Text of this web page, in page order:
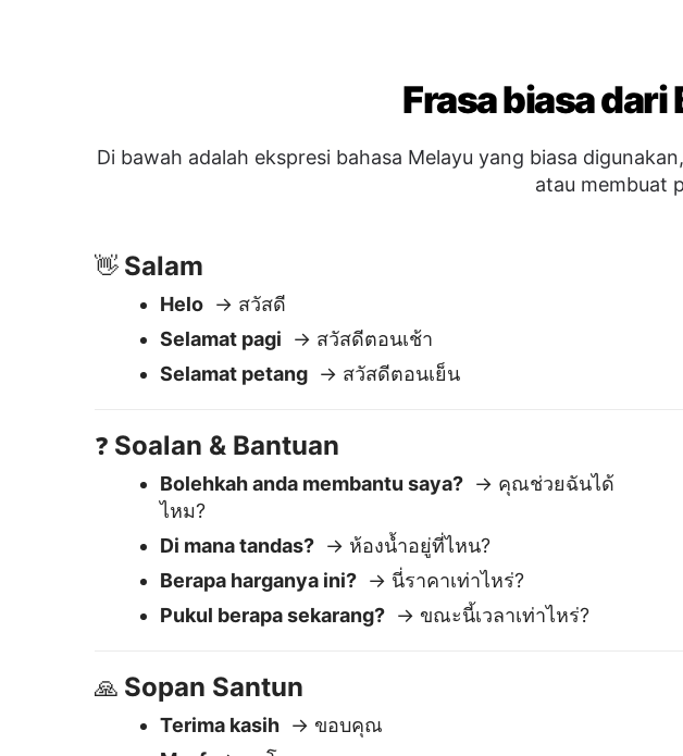
Soalan & Bantuan
→ คุณช่วยฉันได้
Berapa harganya ini?
Pukul berapa sekarang?
Sopan Santun
Maaf → ขอโทษ
Sila→ โปรด
Mengapa Lingvanex adalah